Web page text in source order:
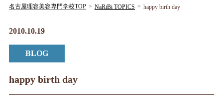
NaRiBiのミリョク
学科案内
キャンパスライフ
入学案内
名古屋理容美容専門学校TOP NaRiBi TOPICS happy birth day
2010.10.19
BLOG
happy birth day